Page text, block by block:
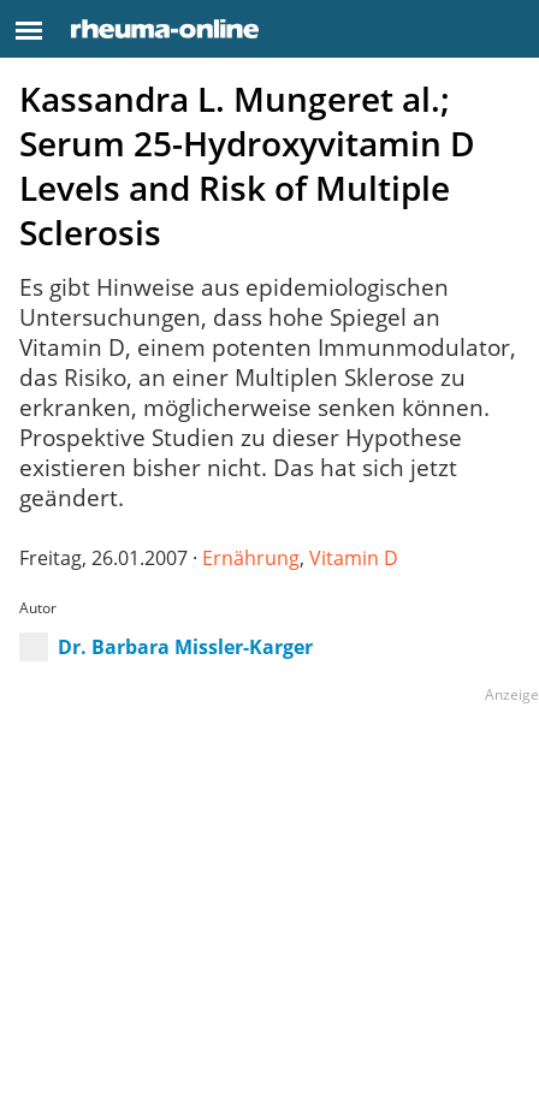
Kassandra L. Mungeret al.;
Serum 25-Hydroxyvitamin D
Levels and Risk of Multiple
Sclerosis
Es gibt Hinweise aus epidemiologischen
Untersuchungen, dass hohe Spiegel an
Vitamin D, einem potenten Immunmodulator,
das Risiko, an einer Multiplen Sklerose zu
erkranken, möglicherweise senken können.
Prospektive Studien zu dieser Hypothese
existieren bisher nicht. Das hat sich jetzt
geändert.
Freitag, 26.01.2007 · Ernährung, Vitamin D
Autor
Dr. Barbara Missler-Karger